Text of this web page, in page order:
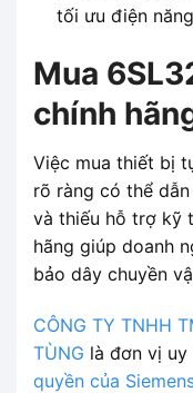
tối ưu điện
Mua
chính
Việc mua thiết bị
rõ ràng có thể
và thiếu hỗ trợ kỹ
hãng giúp doanh
bảo dây chuyền
CÔNG TY TNHH
TÙNG là đơn vị uy
quyền của